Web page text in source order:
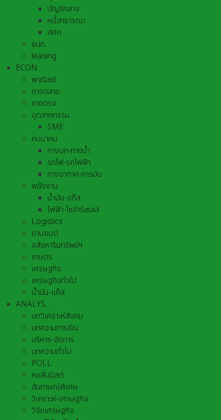
บัญชีกลาง
หนี้สาธารณะ
สศค.
ธปท.
leasing
ECON
พาณิชย์
การตลาด
ขายตรง
อุตสาหกรรม
SME
คมนาคม
ทางบก-ทางน้ำ
รถไฟ-รถไฟฟ้า
ทางอากาศ-การบิน
พลังงาน
น้ำมัน-แก๊ส
ไฟฟ้า-โซล่าร์เซลล์
Logistics
ยานยนต์
อสังหาริมทรัพย์ฯ
เกษตร
เศรษฐกิจ
เศรษฐกิจทั่วไป
น้ำมัน-แก๊ส
ANALYS
บทวิเคราะห์สังคม
บทความการเงิน
บริหาร-จัดการ
บทความทั่วไป
POLL
คอลัมนิสต์
สัมภาษณ์พิเศษ
วิเคราะห์-เศรษฐกิจ
วิจัยเศรษฐกิจ